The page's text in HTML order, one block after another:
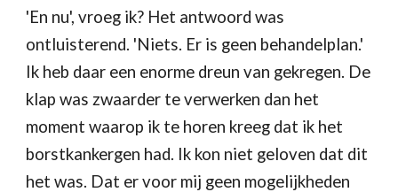
'En nu', vroeg ik? Het antwoord was
ontluisterend. 'Niets. Er is geen behandelplan.'
Ik heb daar een enorme dreun van gekregen. De
klap was zwaarder te verwerken dan het
moment waarop ik te horen kreeg dat ik het
borstkankergen had. Ik kon niet geloven dat dit
het was. Dat er voor mij geen mogelijkheden